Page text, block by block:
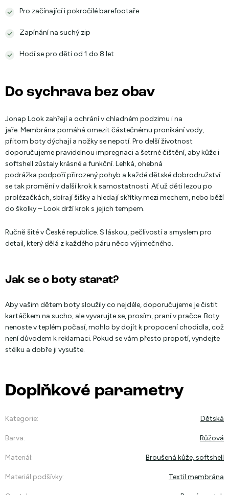
Pro začínající i pokročilé barefootaře
Zapínání na suchý zip
Hodí se pro děti od 1 do 8 let
Do sychrava bez obav
Jonap Look zahřejí a ochrání v chladném podzimu i na
jaře. Membrána pomáhá omezit částečnému pronikání vody,
přitom boty dýchají a nožky se nepotí. Pro delší životnost
doporučujeme pravidelnou impregnaci a šetrné čištění, aby kůže i
softshell zůstaly krásné a funkční. Lehká, ohebná
podrážka podpoří přirozený pohyb a každé dětské dobrodružství
se tak promění v další krok k samostatnosti. Ať už děti lezou po
prolézačkách, sbírají šišky a hledají skřítky mezi mechem, nebo běží
do školky – Look drží krok s jejich tempem.
Ručně šité v České republice. S láskou, pečlivostí a smyslem pro
detail, který dělá z každého páru něco výjimečného.
Jak se o boty starat?
Aby vašim dětem boty sloužily co nejdéle, doporučujeme je čistit
kartáčkem na sucho, ale vyvarujte se, prosím, praní v pračce. Boty
nenoste v teplém počasí, mohlo by dojít k propocení chodidla, což
není důvodem k reklamaci. Pokud se vám přesto propotí, vyndejte
stélku a dobře ji vysušte.
Doplňkové parametry
Kategorie: Dětská
Barva: Růžová
Materiál: Broušená kůže, softshell
Materiál podšívky: Textil membrána